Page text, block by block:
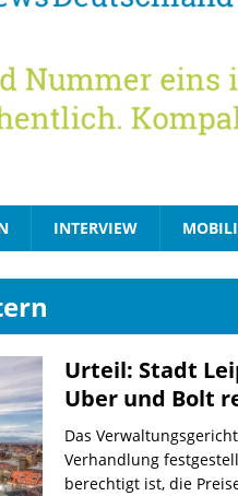
INTERVIEW
Urteil: Stadt
Uber und Bolt
Das
Verhandlung
berechtigt ist, die